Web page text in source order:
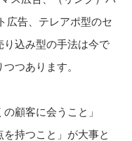
広告、テレアポ型のセ
り込み型の手法は今で
つあります。
顧客に会うこと」
を持つこと」が大事と